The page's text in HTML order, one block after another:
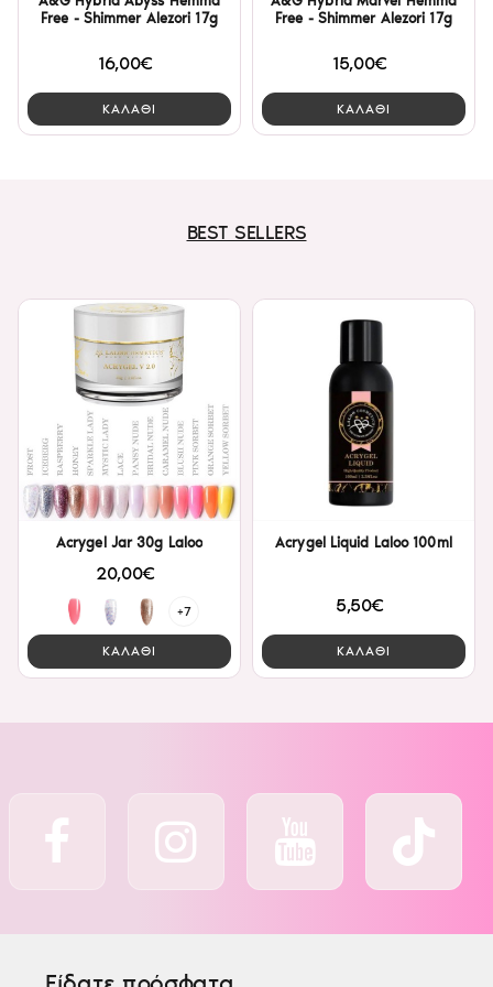
Free - Shimmer Alezori 17g
16,00€
ΚΑΛΑΘΙ
Free - Shimmer Alezori 17g
15,00€
ΚΑΛΑΘΙ
BEST SELLERS
Acrygel Jar 30g Laloo
20,00€
+7
ΚΑΛΑΘΙ
Acrygel Liquid Laloo 100ml
5,50€
ΚΑΛΑΘΙ